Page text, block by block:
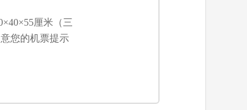
厘米（三
您的机票提示